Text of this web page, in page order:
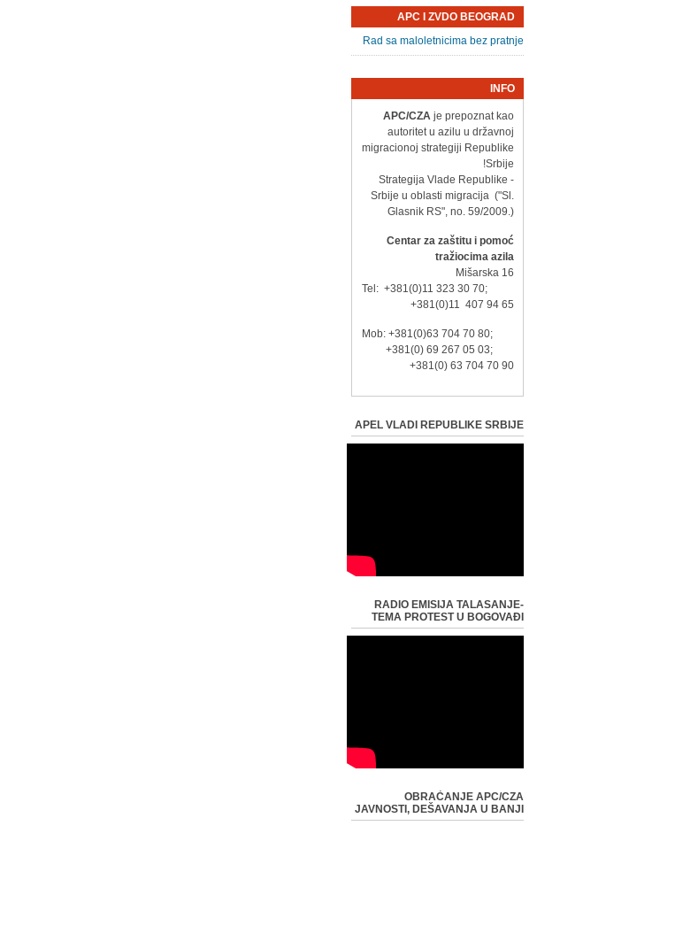
APC I ZVDO BEOGRAD
Rad sa maloletnicima bez pratnje
INFO
APC/CZA je prepoznat kao
autoritet u azilu u državnoj
migracionoj strategiji Republike
Srbije!
- Strategija Vlade Republike
Srbije u oblasti migracija ("Sl.
Glasnik RS", no. 59/2009.)
Centar za zaštitu i pomoć
tražiocima azila
Mišarska 16
Tel: +381(0)11 323 30 70;
+381(0)11 407 94 65
Mob: +381(0)63 704 70 80;
+381(0) 69 267 05 03;
+381(0) 63 704 70 90
APEL VLADI REPUBLIKE SRBIJE
RADIO EMISIJA TALASANJE-
TEMA PROTEST U BOGOVAĐI
OBRAĆANJE APC/CZA
JAVNOSTI, DEŠAVANJA U BANJI